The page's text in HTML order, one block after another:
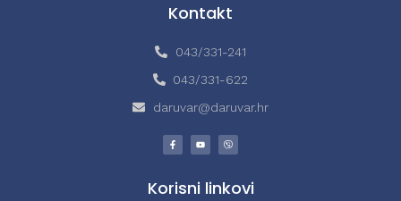
Kontakt
043/331-241
043/331-622
daruvar@daruvar.hr
Korisni linkovi